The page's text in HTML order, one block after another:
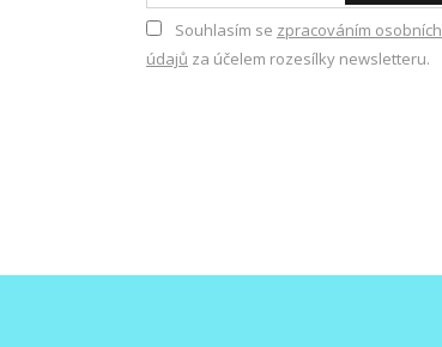
Souhlasím se zpracováním osobních
údajů za účelem rozesílky newsletteru.